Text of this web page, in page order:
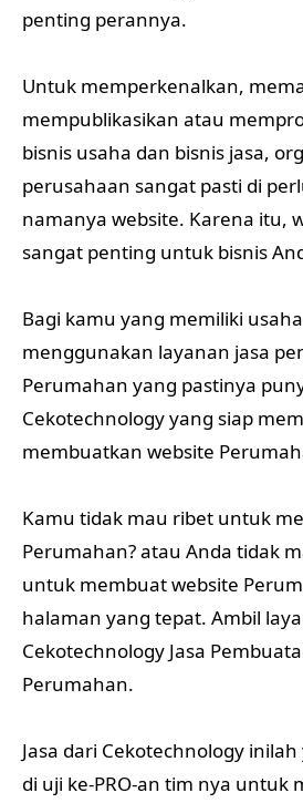
penting perannya.
Untuk memperkenalkan,
mempublikasikan atau
bisnis usaha dan bisnis jasa,
perusahaan sangat pasti di
namanya website. Karena itu,
sangat penting untuk bisnis
Bagi kamu yang memiliki
menggunakan layanan jasa
Perumahan yang pastinya
Cekotechnology yang siap
membuatkan website
Kamu tidak mau ribet untuk
Perumahan? atau Anda tidak
untuk membuat website
halaman yang tepat. Ambil
Cekotechnology Jasa
Perumahan.
Jasa dari Cekotechnology
di uji ke-PRO-an tim nya untuk